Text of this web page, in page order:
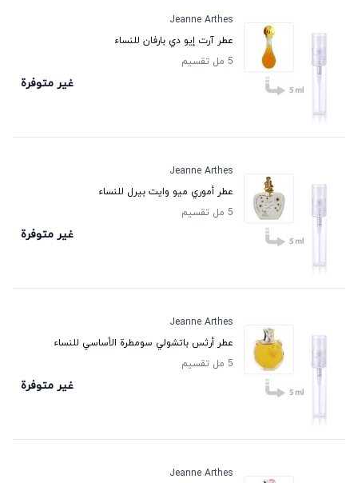
Jeanne Arthes
عطر آرت إيو دي بارفان للنساء
5 مل تقسيم
غير متوفرة
Jeanne Arthes
عطر أموري ميو وايت بيرل للنساء
5 مل تقسيم
غير متوفرة
Jeanne Arthes
عطر أرثس باتشولي سومطرة الأساسي للنساء
5 مل تقسيم
غير متوفرة
Jeanne Arthes